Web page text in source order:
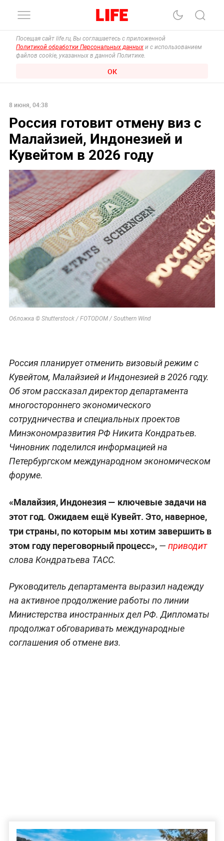
Посещая сайт life.ru, Вы соглашаетесь с приложенной
Политикой обработки Персональных данных и с использованием
файлов cookie, указанных в данной Политике.
ОК
8 июня, 04:38
Россия готовит отмену виз с
Малайзией, Индонезией и
Кувейтом в 2026 году
Обложка © Shutterstock / FOTODOM / Southern Wind
Россия планирует отменить визовый режим с
Кувейтом, Малайзией и Индонезией в 2026 году.
Об этом рассказал директор департамента
многостороннего экономического
сотрудничества и специальных проектов
Минэкономразвития РФ Никита Кондратьев.
Чиновник поделился информацией на
Петербургском международном экономическом
форуме.
«Малайзия, Индонезия — ключевые задачи на
этот год. Ожидаем ещё Кувейт. Это, наверное,
три страны, по которым мы хотим завершить в
этом году переговорный процесс», — приводит
слова Кондратьева ТАСС.
Руководитель департамента выразил надежду
на активное продолжение работы по линии
Министерства иностранных дел РФ. Дипломаты
продолжат обговаривать международные
соглашения об отмене виз.